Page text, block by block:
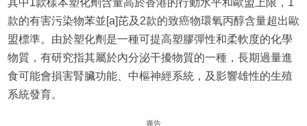
款的有害污染物苯並[a]芘及2款的致癌物環氧丙醇含量超出歐
盟標準。由於塑化劑是一種可提高塑膠彈性和柔軟度的化學
物質，有研究指其屬於內分泌干擾物質的一種，長期過量進
食可能會損害腎臟功能、中樞神經系統，及影響雄性的生殖
系統發育。
廣告